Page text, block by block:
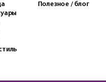
Полезное / блог